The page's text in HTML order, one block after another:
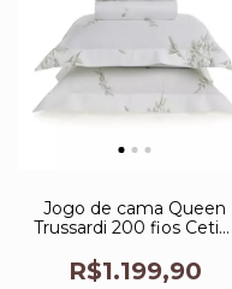
Jogo de cama Queen
Trussardi 200 fios Cetim
R$1.199,90